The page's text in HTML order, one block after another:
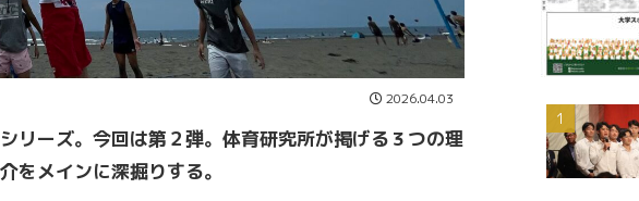
2026.04.03
リーズ。今回は第２弾。体育研究所が掲げる３つの理
をメインに深掘りする。